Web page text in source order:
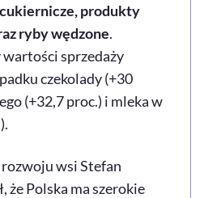
produkty
ryby wędzone.
sprzedaży
czekolady (+30
(+32,7 proc.) i mleka w
wsi Stefan
że Polska ma szerokie